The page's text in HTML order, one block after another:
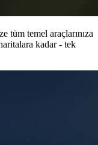
tüm temel araçlarınıza
kadar - tek